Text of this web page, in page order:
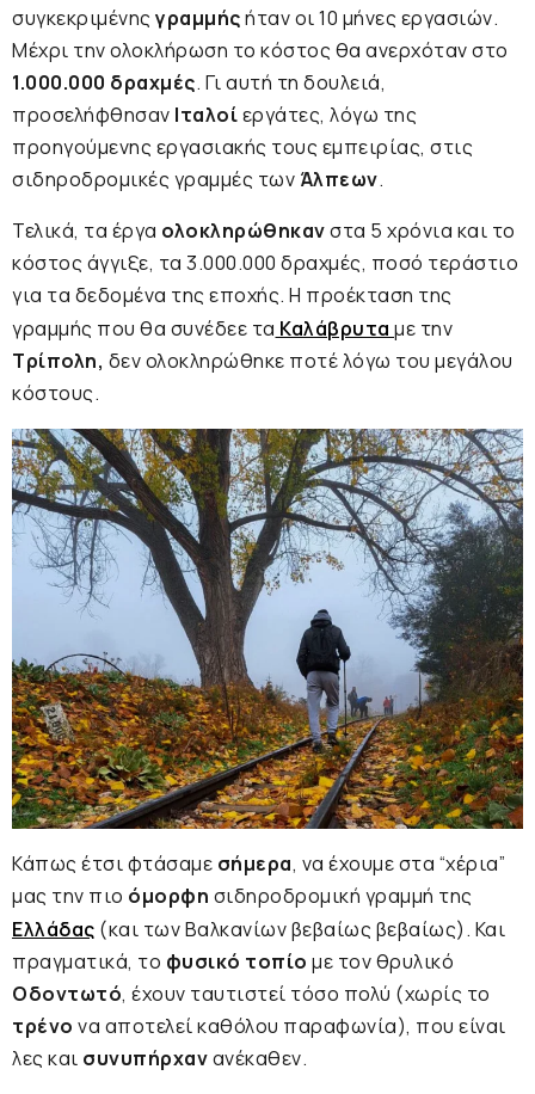
συγκεκριμένης γραμμήςήταν οι 10 μήνες εργασιών.
Μέχρι την ολοκλήρωση το κόστος θα ανερχόταν στο
1.000.000 δραχμές. Γι αυτή τη δουλειά,
προσελήφθησαν Ιταλοίεργάτες, λόγω της
προηγούμενης εργασιακής τους εμπειρίας, στις
σιδηροδρομικές γραμμές των Άλπεων.
Τελικά, τα έργα ολοκληρώθηκανστα 5 χρόνια και το
κόστος άγγιξε, τα 3.000.000 δραχμές, ποσό τεράστιο
για τα δεδομένα της εποχής. Η προέκταση της
γραμμής που θα συνέδεε τα Καλάβρυτα με την
Τρίπολη, δεν ολοκληρώθηκε ποτέ λόγω του μεγάλου
κόστους.
Κάπως έτσι φτάσαμε σήμερα, να έχουμε στα “χέρια”
μας την πιο όμορφη σιδηροδρομική γραμμή της
Ελλάδας (και των Βαλκανίων βεβαίως βεβαίως). Και
πραγματικά, το φυσικό τοπίο με τον θρυλικό
Οδοντωτό, έχουν ταυτιστεί τόσο πολύ (χωρίς το
τρένο να αποτελεί καθόλου παραφωνία), που είναι
λες και συνυπήρχανανέκαθεν.